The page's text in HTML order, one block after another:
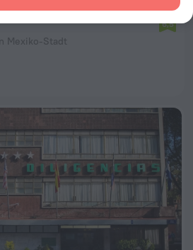
Mexiko-Stadt
6,5